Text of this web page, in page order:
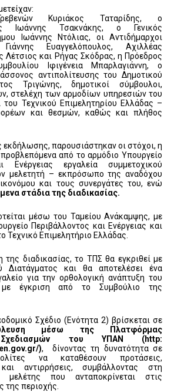
Κυριάκος Ταταρίδης, ο
Ιωάννης Τσακνάκης, ο Γενικός
Ιωάννης Ντόλιας, οι Αντιδήμαρχοι
Ευαγγελόπουλος, Αχιλλέας
Λέτσιος και Ρήγας Σκόδρας, η Πρόεδρος
Ιφιγένεια Μπαρλαγιάννη, ο
αντιπολίτευσης του Δημοτικού
Τριγώνης, δημοτικοί σύμβουλοι,
στελέχη των αρμοδίων υπηρεσιών του
Τεχνικού Επιμελητηρίου Ελλάδας –
και θεσμών, καθώς και πλήθος
εκδήλωσης, παρουσιάστηκαν οι στόχοι, η
από το αρμόδιο Υπουργείο
Ενέργειας εργαλεία συμμετοχικού
μελετητή – εκπρόσωπο της αναδόχου
και τους συνεργάτες του, ενώ
στάδια της διαδικασίας.
μέσω του Ταμείου Ανάκαμψης, με
Περιβάλλοντος και Ενέργειας και
Τεχνικό Επιμελητήριο Ελλάδας.
διαδικασίας, το ΤΠΣ θα εγκριθεί με
Διατάγματος και θα αποτελέσει ένα
για την ορθολογική ανάπτυξη του
έγκριση από το Συμβούλιο της
Σχέδιο (Ενότητα 2) βρίσκεται σε
μέσω της Πλατφόρμας
Σχεδιασμών του ΥΠΑΝ (http:
), δίνοντας τη δυνατότητα σε
να καταθέσουν προτάσεις,
αντιρρήσεις, συμβάλλοντας στη
που ανταποκρίνεται στις
της περιοχής.